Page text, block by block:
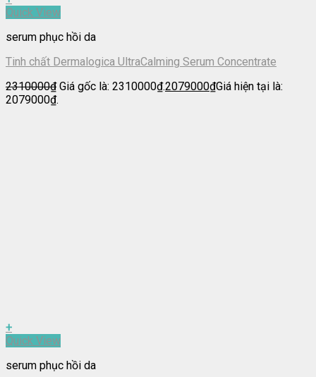
Quick View
serum phục hồi da
Tinh chất Dermalogica UltraCalming Serum Concentrate
2310000₫ Giá gốc là: 2310000₫.2079000₫Giá hiện tại là:
2079000₫.
+
Quick View
serum phục hồi da